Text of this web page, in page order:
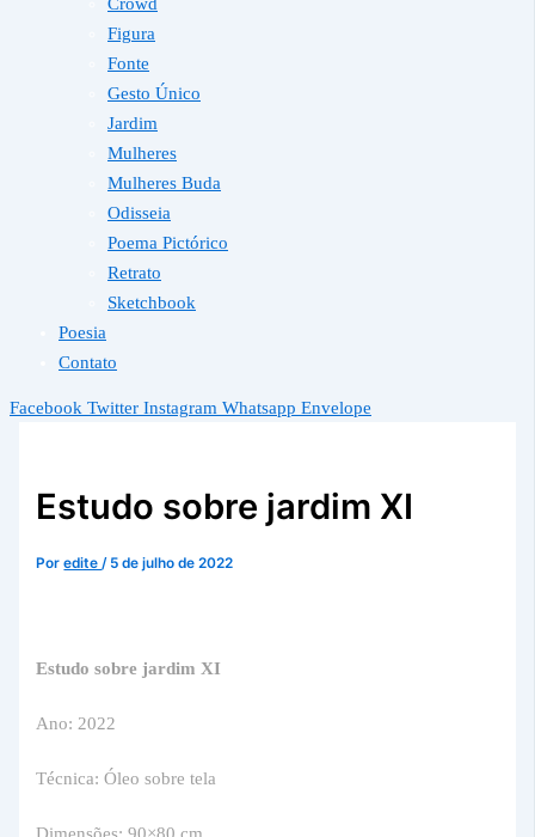
Figura
Fonte
Gesto Único
Jardim
Mulheres
Mulheres Buda
Odisseia
Poema Pictórico
Retrato
Sketchbook
Poesia
Contato
Facebook Twitter Instagram Whatsapp Envelope
Estudo sobre jardim XI
Poredite / 5 de julho de 2022
Estudo sobre jardim XI
Ano: 2022
Técnica: Óleo sobre tela